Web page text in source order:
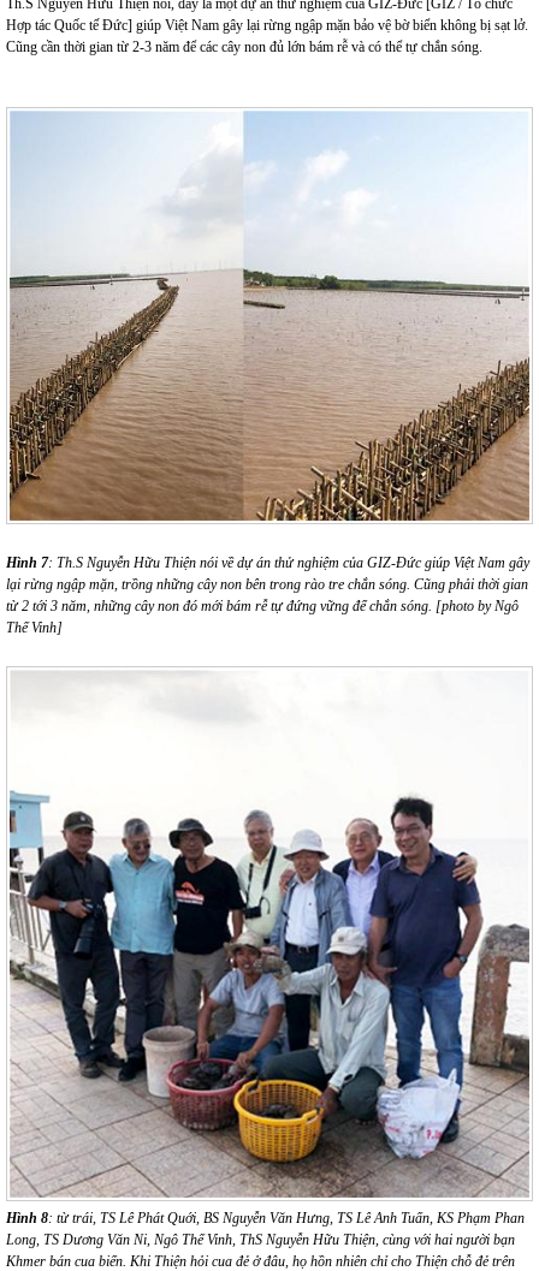
Th.S Nguyễn Hữu Thiện nói, đây là một dự án thử nghiệm của GIZ-Đức [GIZ / Tổ chức
Hợp tác Quốc tế Đức] giúp Việt Nam gây lại rừng ngập mặn bảo vệ bờ biển không bị sạt lở.
Cũng cần thời gian từ 2-3 năm để các cây non đủ lớn bám rễ và có thể tự chắn sóng.
Hình 7: Th.S Nguyễn Hữu Thiện nói về dự án thử nghiệm của GIZ-Đức giúp Việt Nam gây
lại rừng ngập mặn, trồng những cây non bên trong rào tre chắn sóng. Cũng phải thời gian
từ 2 tới 3 năm, những cây non đó mới bám rễ tự đứng vững để chắn sóng. [photo by Ngô
Thế Vinh]
Hình 8: từ trái, TS Lê Phát Quới, BS Nguyễn Văn Hưng, TS Lê Anh Tuấn, KS Phạm Phan
Long, TS Dương Văn Ni, Ngô Thế Vinh, ThS Nguyễn Hữu Thiện, cùng với hai người bạn
Khmer bán cua biển. Khi Thiện hỏi cua đẻ ở đâu, họ hồn nhiên chỉ cho Thiện chỗ đẻ trên